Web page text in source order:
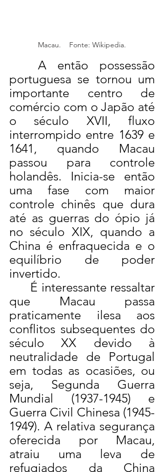
Macau.    Fonte: Wikipedia.
portuguesa se tornou um
importante centro de
comércio com o Japão até
o século XVII, fluxo
interrompido entre 1639 e
1641, quando Macau
passou para controle
holandês. Inicia-se então
uma fase com maior
controle chinês que dura
até as guerras do ópio já
no século XIX, quando a
China é enfraquecida e o
equilíbrio de poder
invertido.
que Macau passa
praticamente ilesa aos
conflitos subsequentes do
século XX devido à
neutralidade de Portugal
em todas as ocasiões, ou
seja, Segunda Guerra
Mundial (1937-1945) e
Guerra Civil Chinesa (1945-
1949). A relativa segurança
oferecida por Macau,
atraiu uma leva de
refugiados da China